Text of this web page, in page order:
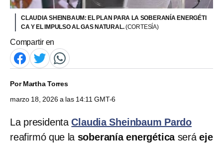
CLAUDIA SHEINBAUM: EL PLAN PARA LA SOBERANÍA ENERGÉTI
CA Y EL IMPULSO AL GAS NATURAL.(CORTESÍA)
Compartir en
PorMartha Torres
marzo 18, 2026 a las 14:11 GMT-6
La presidentaClaudia Sheinbaum Pardo
reafirmó que la soberanía energéticaseráeje